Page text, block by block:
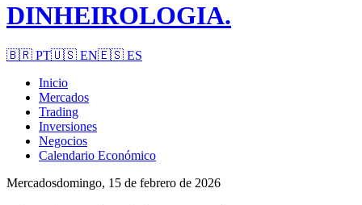
DINHEIROLOGIA.
🇧🇷 PT🇺🇸 EN🇪🇸 ES
Inicio
Mercados
Trading
Inversiones
Negocios
Calendario Económico
Mercadosdomingo, 15 de febrero de 2026